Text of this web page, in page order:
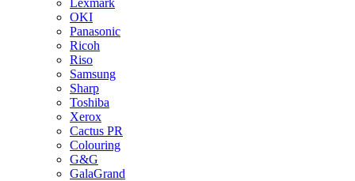
Lexmark
OKI
Panasonic
Ricoh
Riso
Samsung
Sharp
Toshiba
Xerox
Cactus PR
Colouring
G&G
GalaGrand